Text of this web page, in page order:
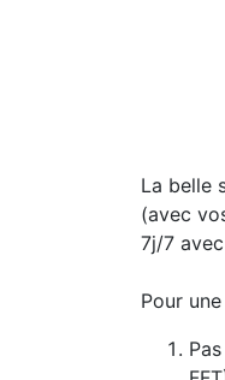
La belle
(avec
7j/7
Pour